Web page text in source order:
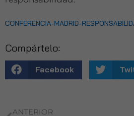
CONFERENCIA-MADRID-
Compártelo:
Facebook
ANTERIOR